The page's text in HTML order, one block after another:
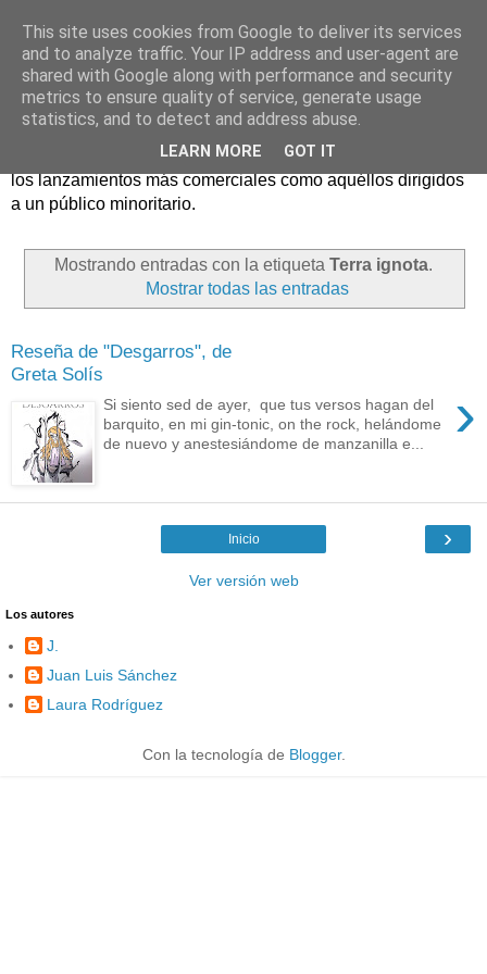
Críticas y reseñas de las principales novedades literarias
editadas en España. En Crítica de libros tienen cabida tanto
los lanzamientos más comerciales como aquéllos dirigidos
a un público minoritario.
Mostrando entradas con la etiqueta Terra ignota.
Mostrar todas las entradas
Reseña de "Desgarros", de
Greta Solís
›
Si siento sed de ayer, que tus versos hagan del
barquito, en mi gin-tonic, on the rock, helándome
de nuevo y anestesiándome de manzanilla e...
›
Inicio
Ver versión web
Los autores
J.
Juan Luis Sánchez
Laura Rodríguez
Con la tecnología de Blogger.
This site uses cookies from Google to deliver its services
and to analyze traffic. Your IP address and user-agent are
shared with Google along with performance and security
metrics to ensure quality of service, generate usage
statistics, and to detect and address abuse.
LEARN MORE GOT IT